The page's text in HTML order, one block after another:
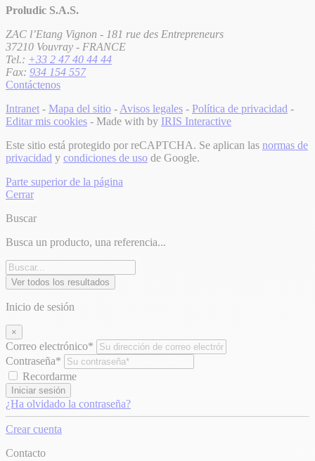
Proludic S.A.S.
ZAC l’Etang Vignon - 181 rue des Entrepreneurs
37210 Vouvray - FRANCE
Tel.: +33 2 47 40 44 44
Fax: 934 154 557
Contáctenos
Intranet - Mapa del sitio - Avisos legales - Política de privacidad -
Editar mis cookies - Made with by IRIS Interactive
Este sitio está protegido por reCAPTCHA. Se aplican las normas de
privacidad y condiciones de uso de Google.
Parte superior de la página
Cerrar
Buscar
Busca un producto, una referencia...
Ver todos los resultados
Inicio de sesión
×
Correo electrónico*
Contraseña*
Recordarme
Iniciar sesión
¿Ha olvidado la contraseña?
Crear cuenta
Contacto